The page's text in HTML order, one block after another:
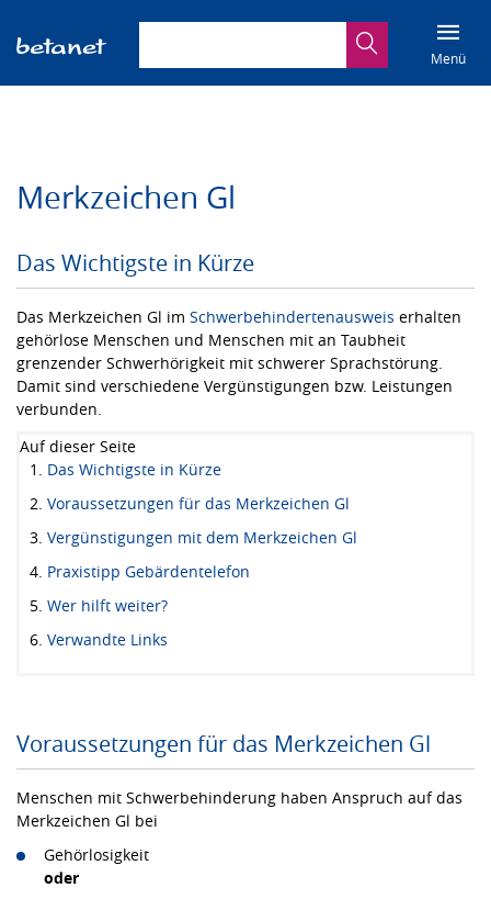
SucheMenü
Merkzeichen Gl
Das Wichtigste in Kürze
Das Merkzeichen Gl im Schwerbehindertenausweis erhalten
gehörlose Menschen und Menschen mit an Taubheit
grenzender Schwerhörigkeit mit schwerer Sprachstörung.
Damit sind verschiedene Vergünstigungen bzw. Leistungen
verbunden.
Auf dieser Seite
Das Wichtigste in Kürze
Voraussetzungen für das Merkzeichen Gl
Vergünstigungen mit dem Merkzeichen Gl
Praxistipp Gebärdentelefon
Wer hilft weiter?
Verwandte Links
Voraussetzungen für das Merkzeichen Gl
Menschen mit Schwerbehinderung haben Anspruch auf das
Merkzeichen Gl bei
Gehörlosigkeit
oder